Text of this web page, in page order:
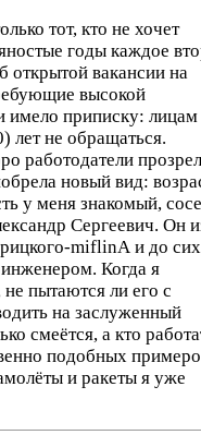
тот, кто не хочет
годы каждое
открытой вакансии на
высокой
имело приписку: лицам
лет не обращаться.
работодатели
новый вид:
у меня знакомый,
Сергеевич. Он
miflinА и до сих
Когда я
пытаются ли его с
на заслуженный
смеётся, а кто
подобных
и ракеты я уже